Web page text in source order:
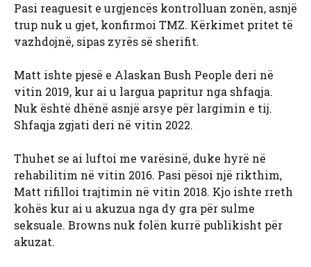
Pasi reaguesit e urgjencës kontrolluan zonën, asnjë
trup nuk u gjet, konfirmoi TMZ. Kërkimet pritet të
vazhdojnë, sipas zyrës së sherifit.
Matt ishte pjesë e Alaskan Bush People deri në
vitin 2019, kur ai u largua papritur nga shfaqja.
Nuk është dhënë asnjë arsye për largimin e tij.
Shfaqja zgjati deri në vitin 2022.
Thuhet se ai luftoi me varësinë, duke hyrë në
rehabilitim në vitin 2016. Pasi pësoi një rikthim,
Matt rifilloi trajtimin në vitin 2018. Kjo ishte rreth
kohës kur ai u akuzua nga dy gra për sulme
seksuale. Browns nuk folën kurrë publikisht për
akuzat.